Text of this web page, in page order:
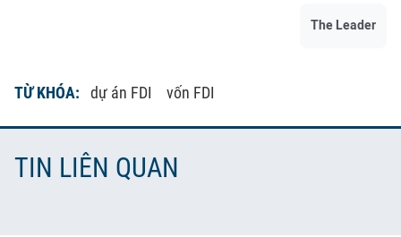
The Leader
TỪ KHÓA: dự án FDI vốn FDI
TIN LIÊN QUAN